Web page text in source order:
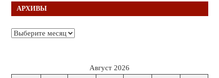
АРХИВЫ
Архивы
Август 2026